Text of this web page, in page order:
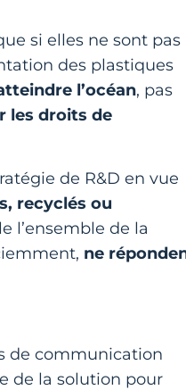
si elles ne sont pas
des plastiques
l’océan, pas
les droits de
de R&D en vue
recyclés ou
l’ensemble de la
ne
de communication
de la solution pour